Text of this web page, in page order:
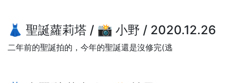
👗 聖誕蘿莉塔 / 📸 小野 / 2020.12.26
二年前的聖誕拍的，今年的聖誕還是沒修完(逃